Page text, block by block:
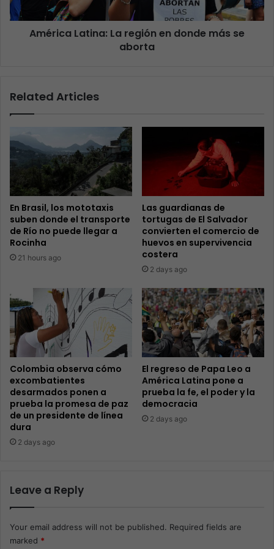
América Latina: La región en donde más se
aborta
Related Articles
En Brasil, los mototaxis
suben donde el transporte
de Río no puede llegar a
Rocinha
21 hours ago
Las guardianas de
tortugas de El Salvador
convierten el comercio de
huevos en supervivencia
costera
2 days ago
Colombia observa cómo
excombatientes
desarmados ponen a
prueba la promesa de paz
de un presidente de línea
dura
2 days ago
El regreso de Papa Leo a
América Latina pone a
prueba la fe, el poder y la
democracia
2 days ago
Leave a Reply
Your email address will not be published. Required fields are
marked *